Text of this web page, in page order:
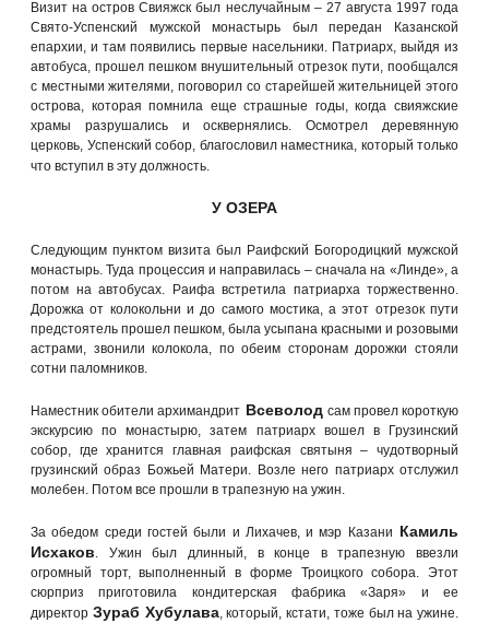
Визит на остров Свияжск был неслучайным – 27 августа 1997 года
Свято-Успенский мужской монастырь был передан Казанской
епархии, и там появились первые насельники. Патриарх, выйдя из
автобуса, прошел пешком внушительный отрезок пути, пообщался
с местными жителями, поговорил со старейшей жительницей этого
острова, которая помнила еще страшные годы, когда свияжские
храмы разрушались и осквернялись. Осмотрел деревянную
церковь, Успенский собор, благословил наместника, который только
что вступил в эту должность.
У ОЗЕРА
Следующим пунктом визита был Раифский Богородицкий мужской
монастырь. Туда процессия и направилась – сначала на «Линде», а
потом на автобусах. Раифа встретила патриарха торжественно.
Дорожка от колокольни и до самого мостика, а этот отрезок пути
предстоятель прошел пешком, была усыпана красными и розовыми
астрами, звонили колокола, по обеим сторонам дорожки стояли
сотни паломников.
Наместник обители архимандрит Всеволод сам провел короткую
экскурсию по монастырю, затем патриарх вошел в Грузинский
собор, где хранится главная раифская святыня – чудотворный
грузинский образ Божьей Матери. Возле него патриарх отслужил
молебен. Потом все прошли в трапезную на ужин.
За обедом среди гостей были и Лихачев, и мэр Казани Камиль
Исхаков . Ужин был длинный, в конце в трапезную ввезли
огромный торт, выполненный в форме Троицкого собора. Этот
сюрприз приготовила кондитерская фабрика «Заря» и ее
директор Зураб Хубулава, который, кстати, тоже был на ужине.